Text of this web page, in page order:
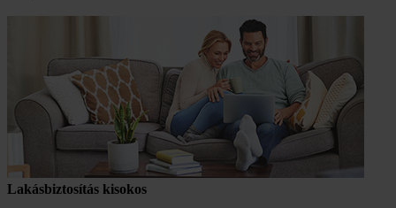
Lakásbiztosítás kisokos